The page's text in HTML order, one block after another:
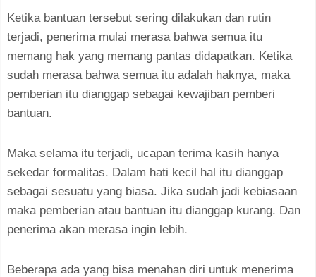
Ketika bantuan tersebut sering dilakukan dan rutin
terjadi, penerima mulai merasa bahwa semua itu
memang hak yang memang pantas didapatkan. Ketika
sudah merasa bahwa semua itu adalah haknya, maka
pemberian itu dianggap sebagai kewajiban pemberi
bantuan.
Maka selama itu terjadi, ucapan terima kasih hanya
sekedar formalitas. Dalam hati kecil hal itu dianggap
sebagai sesuatu yang biasa. Jika sudah jadi kebiasaan
maka pemberian atau bantuan itu dianggap kurang. Dan
penerima akan merasa ingin lebih.
Beberapa ada yang bisa menahan diri untuk menerima